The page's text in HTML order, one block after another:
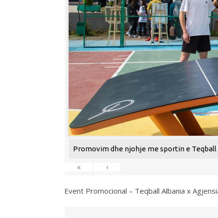
Promovim dhe njohje me sportin e
« ‹
Event Promocional – Teqball Albania x